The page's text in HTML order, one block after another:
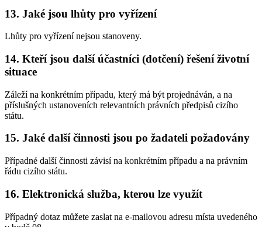
13. Jaké jsou lhůty pro vyřízení
Lhůty pro vyřízení nejsou stanoveny.
14. Kteří jsou další účastníci (dotčení) řešení životní
situace
Záleží na konkrétním případu, který má být projednáván, a na
příslušných ustanoveních relevantních právních předpisů cizího
státu.
15. Jaké další činnosti jsou po žadateli požadovány
Případné další činnosti závisí na konkrétním případu a na právním
řádu cizího státu.
16. Elektronická služba, kterou lze využít
Případný dotaz můžete zaslat na e-mailovou adresu místa uvedeného